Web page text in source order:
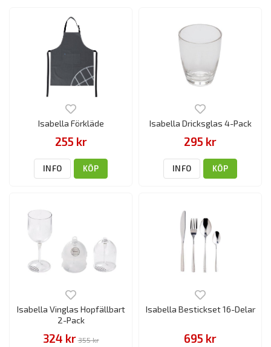
Isabella Förkläde
255 kr
INFO KÖP
Isabella Dricksglas 4-Pack
295 kr
INFO KÖP
Isabella Vinglas Hopfällbart
2-Pack
324 kr 355 kr
Isabella Bestickset 16-Delar
695 kr